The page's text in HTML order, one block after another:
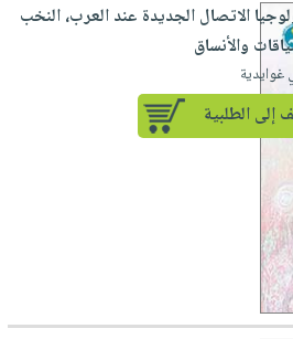
الاتصال الجديدة عند العرب، النخب
والأنساق
غوايدية
إلى الطلبية